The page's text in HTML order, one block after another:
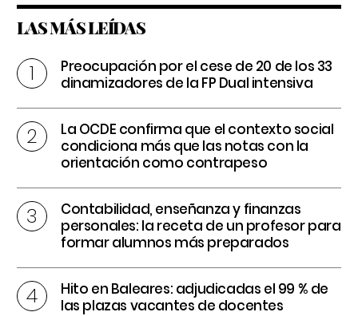
LAS MÁS LEÍDAS
Preocupación por el cese de 20 de los 33
dinamizadores de la FP Dual intensiva
La OCDE confirma que el contexto social
condiciona más que las notas con la
orientación como contrapeso
Contabilidad, enseñanza y finanzas
personales: la receta de un profesor para
formar alumnos más preparados
Hito en Baleares: adjudicadas el 99 % de
las plazas vacantes de docentes